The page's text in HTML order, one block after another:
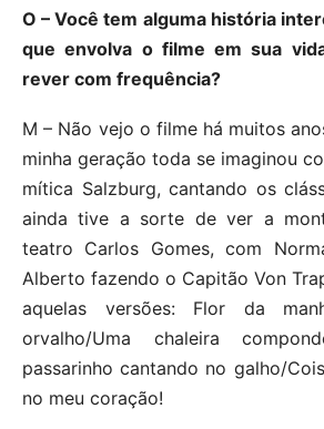
O – Você tem alguma história
que envolva o filme em sua
rever com frequência?
M – Não vejo o filme há muitos
minha geração toda se imaginou
mítica Salzburg, cantando os
ainda tive a sorte de ver a
teatro Carlos Gomes, com
Alberto fazendo o Capitão Von
aquelas versões: Flor da
orvalho/Uma chaleira
passarinho cantando no galho/
no meu coração!